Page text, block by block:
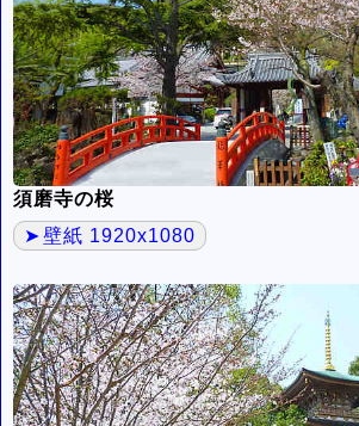
須磨寺の桜
壁紙 1920x1080